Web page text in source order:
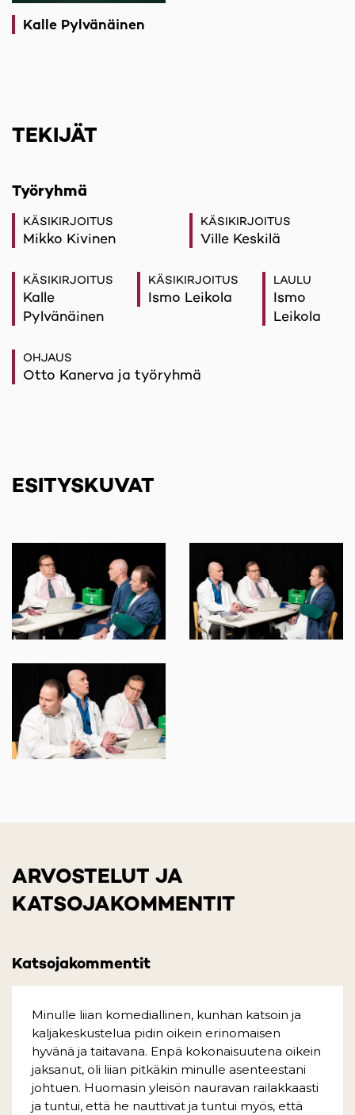
Kalle Pylvänäinen
TEKIJÄT
Työryhmä
KÄSIKIRJOITUS
Mikko Kivinen
KÄSIKIRJOITUS
Ville Keskilä
KÄSIKIRJOITUS
Kalle
Pylvänäinen
KÄSIKIRJOITUS
Ismo Leikola
LAULU
Ismo
Leikola
OHJAUS
Otto Kanerva ja työryhmä
ESITYSKUVAT
ARVOSTELUT JA
KATSOJAKOMMENTIT
Katsojakommentit
Minulle liian komediallinen, kunhan katsoin ja
kaljakeskustelua pidin oikein erinomaisen
hyvänä ja taitavana. Enpä kokonaisuutena oikein
jaksanut, oli liian pitkäkin minulle asenteestani
johtuen. Huomasin yleisön nauravan railakkaasti
ja tuntui, että he nauttivat ja tuntui myös, että